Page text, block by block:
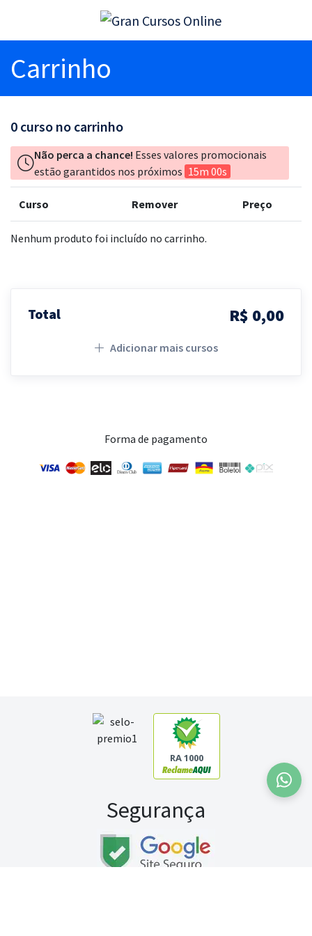
Carrinho
0 curso no carrinho
Não perca a chance! Esses valores promocionais
estão garantidos nos próximos 15m 00s
Curso Remover Preço
Nenhum produto foi incluído no carrinho.
Total R$ 0,00
Adicionar mais cursos
Forma de pagamento
RA 1000
Segurança